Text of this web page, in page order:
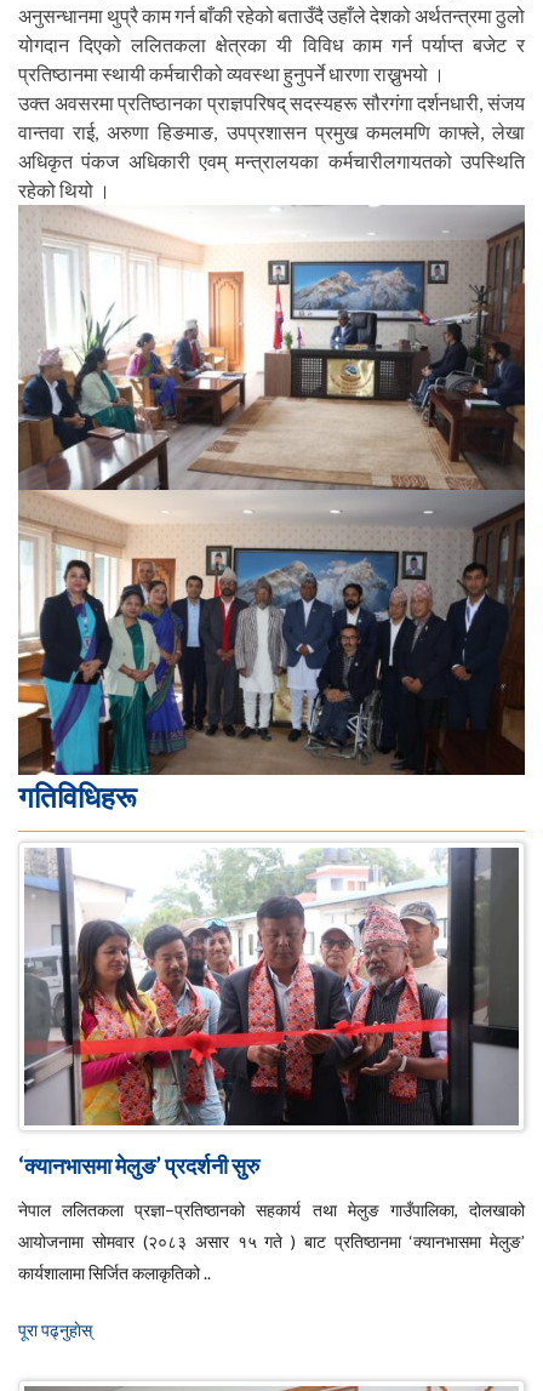
अनुसन्धानमा थुप्रै काम गर्न बाँकी रहेको बताउँदै उहाँले देशको अर्थतन्त्रमा ठुलो
योगदान दिएको ललितकला क्षेत्रका यी विविध काम गर्न पर्याप्त बजेट र
प्रतिष्ठानमा स्थायी कर्मचारीको व्यवस्था हुनुपर्ने धारणा राख्नुभयो ।
उक्त अवसरमा प्रतिष्ठानका प्राज्ञपरिषद् सदस्यहरू सौरगंगा दर्शनधारी, संजय
वान्तवा राई, अरुणा हिङमाङ, उपप्रशासन प्रमुख कमलमणि काफ्ले, लेखा
अधिकृत पंकज अधिकारी एवम् मन्त्रालयका कर्मचारीलगायतको उपस्थिति
रहेको थियो ।
गतिविधिहरू
‘क्यानभासमा मेलुङ’ प्रदर्शनी सुरु
नेपाल ललितकला प्रज्ञा–प्रतिष्ठानको सहकार्य तथा मेलुङ गाउँपालिका, दोलखाको
आयोजनामा सोमवार (२०८३ असार १५ गते ) बाट प्रतिष्ठानमा ‘क्यानभासमा मेलुङ’
कार्यशालामा सिर्जित कलाकृतिको ..
पूरा पढ्नुहाेस्